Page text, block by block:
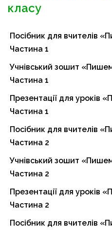
класу
Посібник для вчителів
Частина 1
Учнівський зошит
Частина 1
Презентації для уроків
Частина 1
Посібник для вчителів
Частина 2
Учнівський зошит
Частина 2
Презентації для уроків
Частина 2
Посібник для вчителів